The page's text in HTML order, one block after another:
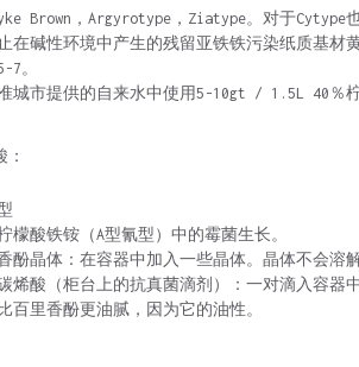
Brown，Argyrotype，Ziatype。对于Cytype
在碱性环境中产生的残留亚铁铁污染纸质基材
7。
城市提供的自来水中使用5-10gt / 1.5L 40％柠
檬酸铁铵（A型氰型）中的霉菌生长。
酚晶体：在容器中加入一些晶体。晶体不会溶
烯酸（柜台上的抗真菌滴剂）：一对滴入容器
百里香酚更油腻，因为它的油性。